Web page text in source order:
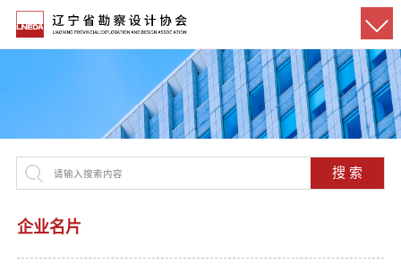
搜 索
企业名片